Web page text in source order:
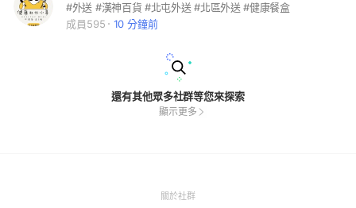
#外送 #漢神百貨 #北屯外送 #北區外送 #健康餐盒
成員595
10 分鐘前
還有其他眾多社群等您來探索
顯示更多
關於社群(Open